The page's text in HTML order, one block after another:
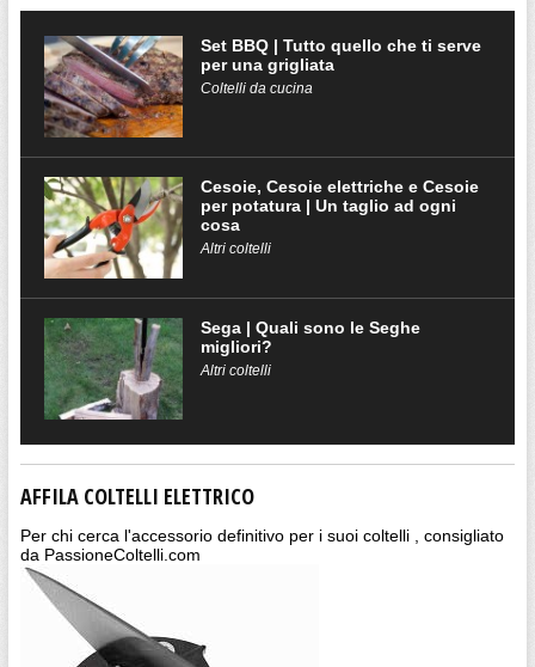
Set BBQ | Tutto quello che ti serve
per una grigliata
Coltelli da cucina
Cesoie, Cesoie elettriche e Cesoie
per potatura | Un taglio ad ogni
cosa
Altri coltelli
Sega | Quali sono le Seghe
migliori?
Altri coltelli
AFFILA COLTELLI ELETTRICO
Per chi cerca l'accessorio definitivo per i suoi coltelli , consigliato
da PassioneColtelli.com